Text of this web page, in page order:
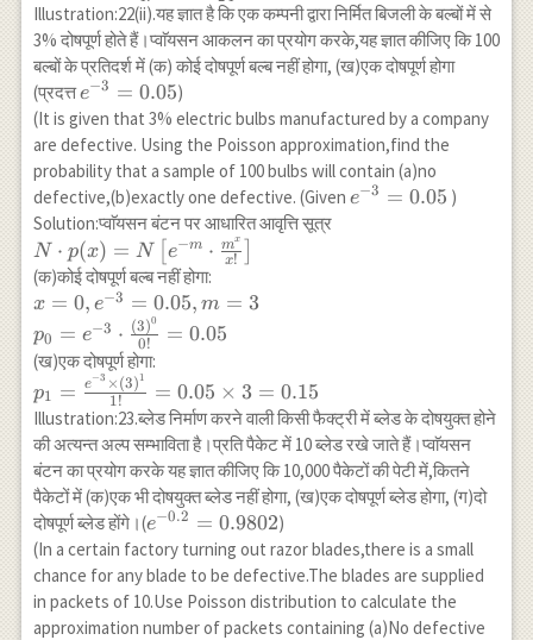
0.05948 \times 100 =5.948 \\
8 & \frac{e^{-4}
\times(4)^8}
{8!}=\frac{0.0183 \times
65536}{40320}=0.02974 &
0.02974 \times 100=2.974 \\
9 & \frac{e^{-4} \times
(4)^9}{9!}=\frac{0.0183
\times 262144}
{362880}=0.01321 & 0.01321
\times 100=1.321 \\ 10 &
\frac{10 e^{-4}
\times(4)^{10}}
{10!}=\frac{0.0183 \times
1048576}{3628800}
=0.005287 & 0.005287 \times
100=0.5287 \\ \hline
\end{array} \\
f_e=2,7,15,20,20,16,10,6,3,1,1
m}=e^{-2}=0.135
\cdot
\frac{(2)^3}
{3!}=\frac{0.135
\times 8}
{6}=0.18 \\
p_4=e^{-2}
\cdot
\frac{(2)^4}
{4!}=\frac{0.135
\times 16}
{24}=0.09
Illustration:22(ii).यह ज्ञात है कि एक कम्पनी द्वारा निर्मित बिजली के बल्बों में से
3% दोषपूर्ण होते हैं।प्वाॅयसन आकलन का प्रयोग करके,यह ज्ञात कीजिए कि 100
बल्बों के प्रतिदर्श में (क) कोई दोषपूर्ण बल्ब नहीं होगा, (ख)एक दोषपूर्ण होगा
(प्रदत्तe^{-3}=0.05
e−3 = 0.05)
(It is given that 3% electric bulbs manufactured by a company
are defective. Using the Poisson approximation,find the
probability that a sample of 100 bulbs will contain (a)no
defective,(b)exactly one defective. (Given e^{-3}=0.05
e−3 = 0.05 )
Solution:प्वाॅयसन बंटन पर आधारित आवृत्ति सूत्र
N \cdot
p(x)=N\left[e^{-
m} \cdot
\frac{m^x}
{x!}\right]
N ⋅ p(x) = N e−m ⋅ x!
mx
(क)कोई दोषपूर्ण बल्ब नहीं होगा:
x=0,
e^{-3}=0.05,
m=3 \\
p_0=e^{-3}
\cdot
\frac{(3)^0}
{0!}=0.05
x = 0, e−3 = 0.05, m = 3
p0 = e−3 ⋅ 0!
(3)0
= 0.05
(ख)एक दोषपूर्ण होगा:
p_1=\frac{e^{-3}
\times (3)^1}
{1!}=0.05 \times
3=0.15
p1 = 1!
e−3 × (3) 1
= 0.05 × 3 = 0.15
Illustration:23.ब्लेड निर्माण करने वाली किसी फैक्ट्री में ब्लेड के दोषयुक्त होने
की अत्यन्त अल्प सम्भाविता है।प्रति पैकेट में 10 ब्लेड रखे जाते हैं।प्वाॅयसन
बंटन का प्रयोग करके यह ज्ञात कीजिए कि 10,000 पैकेटों की पेटी में,कितने
पैकेटों में (क)एक भी दोषयुक्त ब्लेड नहीं होगा, (ख)एक दोषपूर्ण ब्लेड होगा, (ग)दो
दोषपूर्ण ब्लेड होंगे।(e^{-0.2}=0.9802
e−0.2 = 0.9802)
(In a certain factory turning out razor blades,there is a small
chance for any blade to be defective.The blades are supplied
in packets of 10.Use Poisson distribution to calculate the
approximation number of packets containing (a)No defective